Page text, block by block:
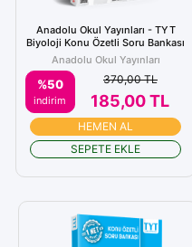
Anadolu Okul Yayınları - TYT
Biyoloji Konu Özetli Soru Bankası
Anadolu Okul Yayınları
%50
indirim
370,00 TL
185,00 TL
HEMEN AL
SEPETE EKLE